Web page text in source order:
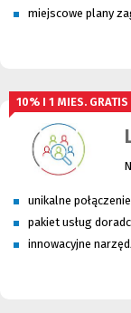
miejscowe plany
10% I 1 MIES. GRATIS
unikalne
pakiet usług
innowacyjne